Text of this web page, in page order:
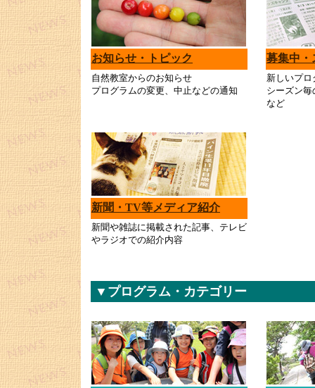
お知らせ・トピック
自然教室からのお知らせ
プログラムの変更、中止などの通知
募集中・
新しいプ
シーズン
など
新聞・TV等メディア紹介
新聞や雑誌に掲載された記事、テレビ
やラジオでの紹介内容
▼プログラム・カテゴリー